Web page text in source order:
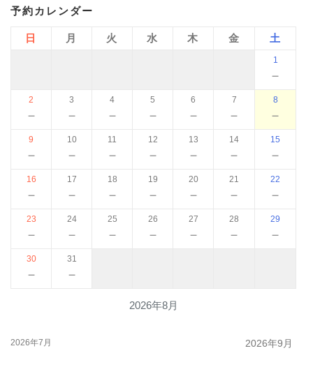
予約カレンダー
2026年8月
日 月 火 水 木 金 土
1
－
2
－
3
－
4
－
5
－
6
－
7
－
8
－
9
－
10
－
11
－
12
－
13
－
14
－
15
－
16
－
17
－
18
－
19
－
20
－
21
－
22
－
23
－
24
－
25
－
26
－
27
－
28
－
29
－
30
－
31
－
2026年7月 2026年9月